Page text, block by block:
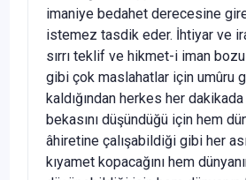
imaniye bedahet derecesine
istemez tasdik eder. İhtiyar ve
sırrı teklif ve hikmet-i iman
gibi çok maslahatlar için umûru
kaldığından herkes her
bekasını düşündüğü için hem
âhiretine çalışabildiği gibi her
kıyamet kopacağını hem